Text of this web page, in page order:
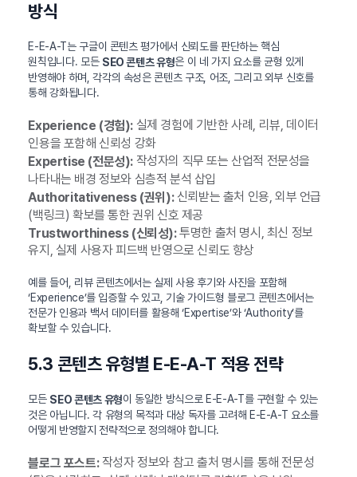
방식
E-E-A-T는 구글이 콘텐츠 평가에서 신뢰도를 판단하는 핵심
원칙입니다. 모든 SEO 콘텐츠 유형은 이 네 가지 요소를 균형 있게
반영해야 하며, 각각의 속성은 콘텐츠 구조, 어조, 그리고 외부 신호를
통해 강화됩니다.
Experience (경험):실제 경험에 기반한 사례, 리뷰, 데이터
인용을 포함해 신뢰성 강화
Expertise (전문성):작성자의 직무 또는 산업적 전문성을
나타내는 배경 정보와 심층적 분석 삽입
Authoritativeness (권위):신뢰받는 출처 인용, 외부 언급
(백링크) 확보를 통한 권위 신호 제공
Trustworthiness (신뢰성):투명한 출처 명시, 최신 정보
유지, 실제 사용자 피드백 반영으로 신뢰도 향상
예를 들어, 리뷰 콘텐츠에서는 실제 사용 후기와 사진을 포함해
‘Experience’를 입증할 수 있고, 기술 가이드형 블로그 콘텐츠에서는
전문가 인용과 백서 데이터를 활용해 ‘Expertise’와 ‘Authority’를
확보할 수 있습니다.
5.3 콘텐츠 유형별 E-E-A-T 적용 전략
모든 SEO 콘텐츠 유형이 동일한 방식으로 E-E-A-T를 구현할 수 있는
것은 아닙니다. 각 유형의 목적과 대상 독자를 고려해 E-E-A-T 요소를
어떻게 반영할지 전략적으로 정의해야 합니다.
블로그 포스트:작성자 정보와 참고 출처 명시를 통해 전문성